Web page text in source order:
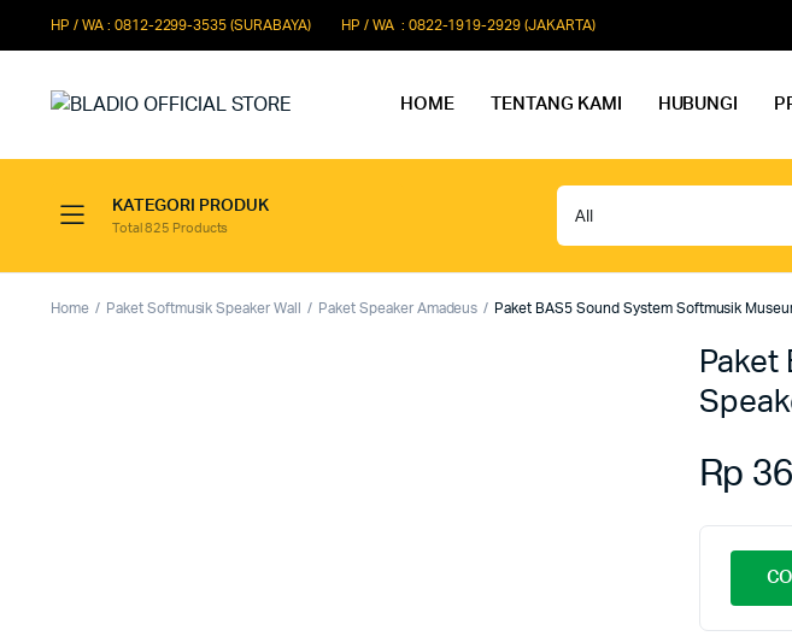
HP / WA : 0812-2299-3535 (SURABAYA) HP / WA : 0822-1919-2929 (JAKARTA)
HOME TENTANG KAMI HUBUNGI
KATEGORI PRODUK
Total 825 Products
Home Paket Softmusik Speaker Wall Paket Speaker Amadeus Paket BAS5 Sound System Softmusik
Rp